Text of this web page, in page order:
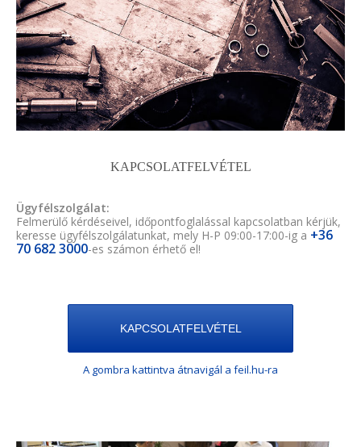
KAPCSOLATFELVÉTEL
Ügyfélszolgálat:
Felmerülő kérdéseivel, időpontfoglalással kapcsolatban kérjük,
keresse ügyfélszolgálatunkat, mely H-P 09:00-17:00-ig a +36
70 682 3000-es számon érhető el!
KAPCSOLATFELVÉTEL
A gombra kattintva átnavigál a feil.hu-ra